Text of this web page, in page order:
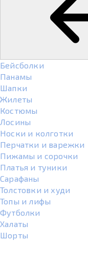
Бейсболки
Панамы
Шапки
Жилеты
Костюмы
Лосины
Носки и колготки
Перчатки и варежки
Пижамы и сорочки
Платья и туники
Сарафаны
Толстовки и худи
Топы и лифы
Футболки
Халаты
Шорты